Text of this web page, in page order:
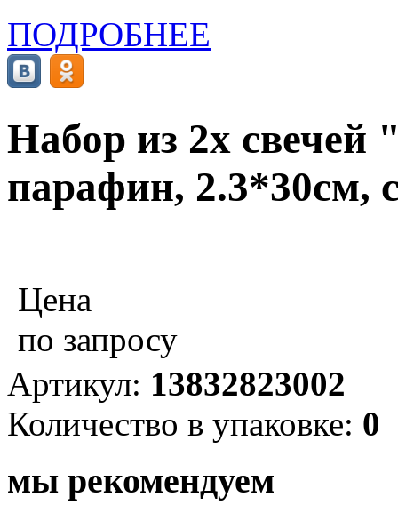
ПОДРОБНЕЕ
Набор из 2х
парафин, 2.3*30см,
Цена
по запросу
Артикул: 13832823002
Количество в упаковке: 0
мы рекомендуем